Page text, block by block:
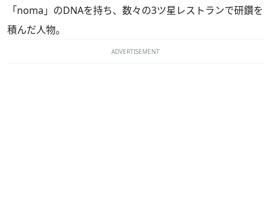
「noma」のDNAを持ち、数々の3ツ星レストランで研鑽を
積んだ人物。
ADVERTISEMENT